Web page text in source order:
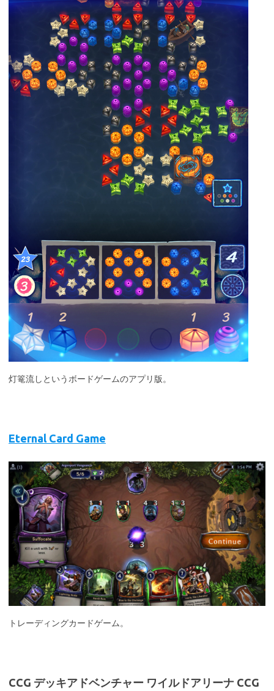
灯篭流しというボードゲームのアプリ版。
Eternal Card Game
トレーディングカードゲーム。
CCG デッキアドベンチャー ワイルドアリーナ CCG